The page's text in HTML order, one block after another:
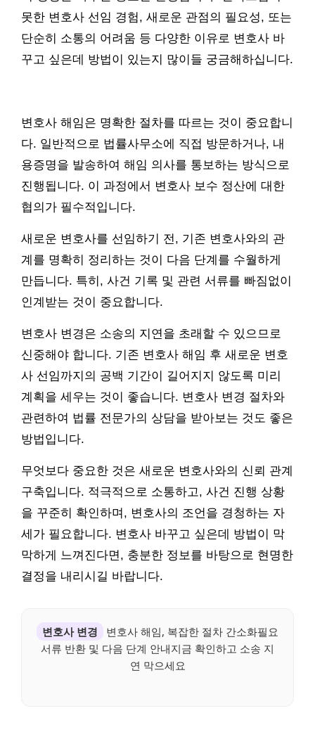
못한 변호사 선임 경험, 새로운 관점의 필요성, 또는
단순히 소통의 어려움 등 다양한 이유로 변호사 바
꾸고 싶은데 방법이 있는지 많이들 궁금해하십니다.
변호사 해임은 명확한 절차를 따르는 것이 중요합니
다. 일반적으로 법률사무소에 직접 방문하거나, 내
용증명을 발송하여 해임 의사를 통보하는 방식으로
진행됩니다. 이 과정에서 변호사 보수 정산에 대한
협의가 필수적입니다.
새로운 변호사를 선임하기 전, 기존 변호사와의 관
계를 명확히 정리하는 것이 다음 단계를 수월하게
만듭니다. 특히, 사건 기록 및 관련 서류를 빠짐없이
인계받는 것이 중요합니다.
변호사 변경은 소송의 지연을 초래할 수 있으므로
신중해야 합니다. 기존 변호사 해임 후 새로운 변호
사 선임까지의 공백 기간이 길어지지 않도록 미리
계획을 세우는 것이 좋습니다. 변호사 변경 절차와
관련하여 법률 전문가의 상담을 받아보는 것도 좋은
방법입니다.
무엇보다 중요한 것은 새로운 변호사와의 신뢰 관계
구축입니다. 적극적으로 소통하고, 사건 진행 상황
을 꾸준히 확인하며, 변호사의 조언을 경청하는 자
세가 필요합니다. 변호사 바꾸고 싶은데 방법이 막
막하게 느껴진다면, 충분한 정보를 바탕으로 현명한
결정을 내리시길 바랍니다.
변호사 변경
변호사 해임, 복잡한 절차 간소화필요
서류 반환 및 다음 단계 안내지금 확인하고 소송 지
연 막으세요